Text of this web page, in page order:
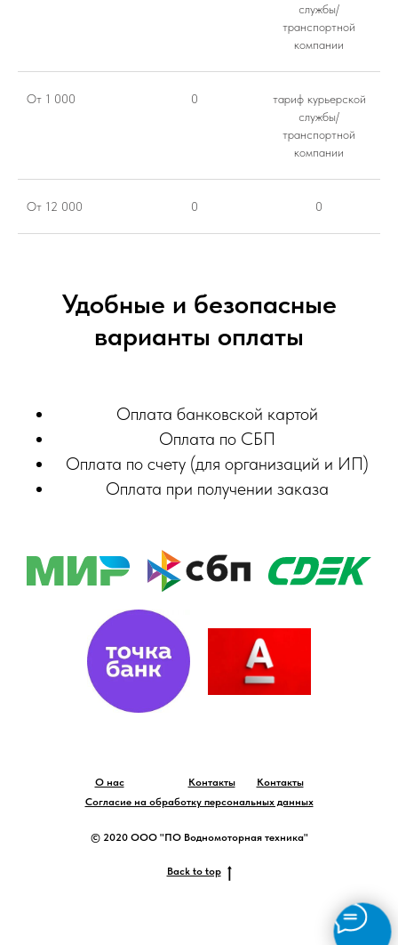
службы/
транспортной
компании
От 1 000 0
тариф курьерской
службы/
транспортной
компании
От 12 000 0 0
Удобные и безопасные
варианты оплаты
Оплата банковской картой
Оплата по СБП
Оплата по счету (для организаций и ИП)
Оплата при получении заказа
О нас Контакты
Контакты
Согласие на обработку персональных данных
© 2020 ООО "ПО Водномоторная техника"
Back to top